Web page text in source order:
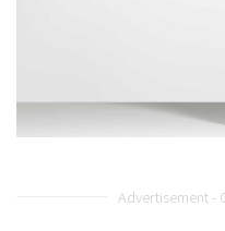
Advertisement -